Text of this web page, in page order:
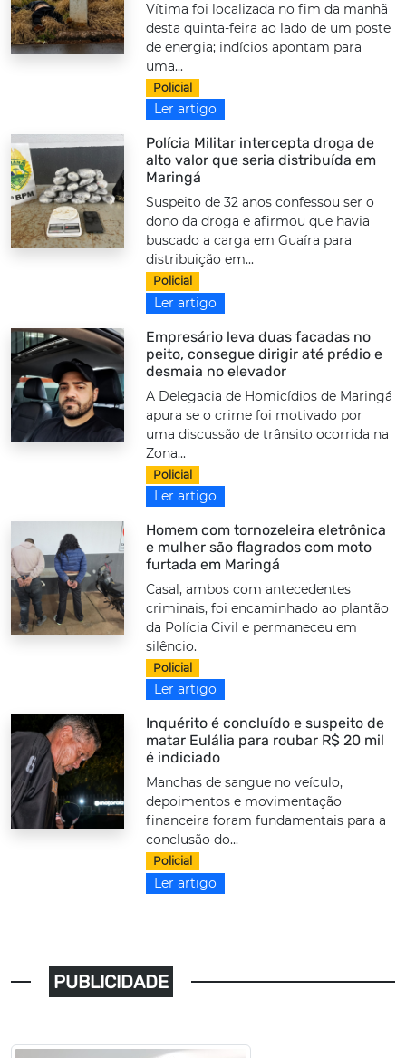
Vítima foi localizada no fim da manhã
desta quinta-feira ao lado de um poste
de energia; indícios apontam para
uma...
Policial
Ler artigo
Polícia Militar intercepta droga de
alto valor que seria distribuída em
Maringá
Suspeito de 32 anos confessou ser o
dono da droga e afirmou que havia
buscado a carga em Guaíra para
distribuição em...
Policial
Ler artigo
Empresário leva duas facadas no
peito, consegue dirigir até prédio e
desmaia no elevador
A Delegacia de Homicídios de Maringá
apura se o crime foi motivado por
uma discussão de trânsito ocorrida na
Zona...
Policial
Ler artigo
Homem com tornozeleira eletrônica
e mulher são flagrados com moto
furtada em Maringá
Casal, ambos com antecedentes
criminais, foi encaminhado ao plantão
da Polícia Civil e permaneceu em
silêncio.
Policial
Ler artigo
Inquérito é concluído e suspeito de
matar Eulália para roubar R$ 20 mil
é indiciado
Manchas de sangue no veículo,
depoimentos e movimentação
financeira foram fundamentais para a
conclusão do...
Policial
Ler artigo
PUBLICIDADE